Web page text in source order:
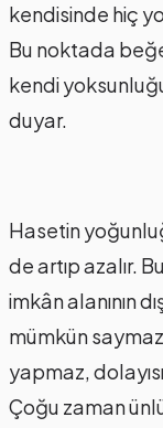
kendisinde hiç
Bu noktada
kendi
duyar.
Hasetin
de artıp azalır.
imkân alanının
mümkün
yapmaz,
Çoğu zaman